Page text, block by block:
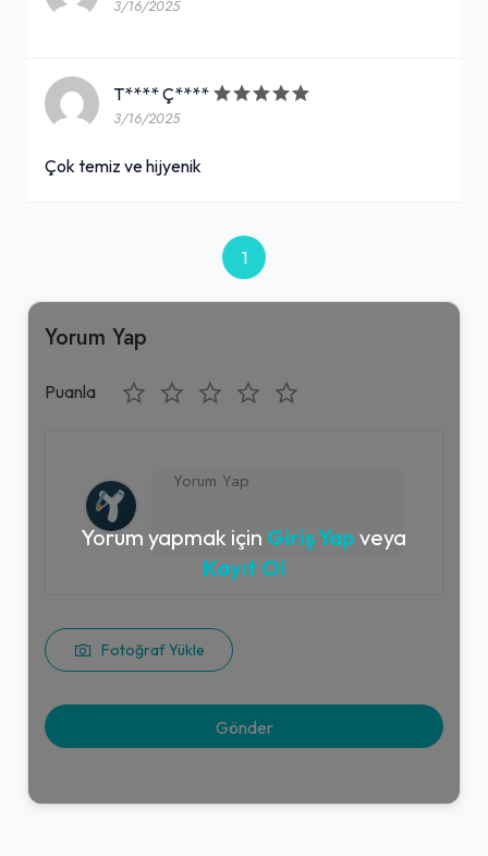
3/16/2025
T**** Ç****
3/16/2025
Çok temiz ve hijyenik
1
Yorum Yap
Puanla
Fotoğraf Yükle
Yorum yapmak için Giriş Yap veya
Kayıt Ol